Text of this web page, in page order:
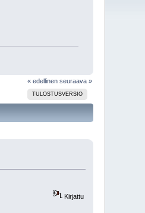
« edellinen seuraava »
TULOSTUSVERSIO
Kirjattu